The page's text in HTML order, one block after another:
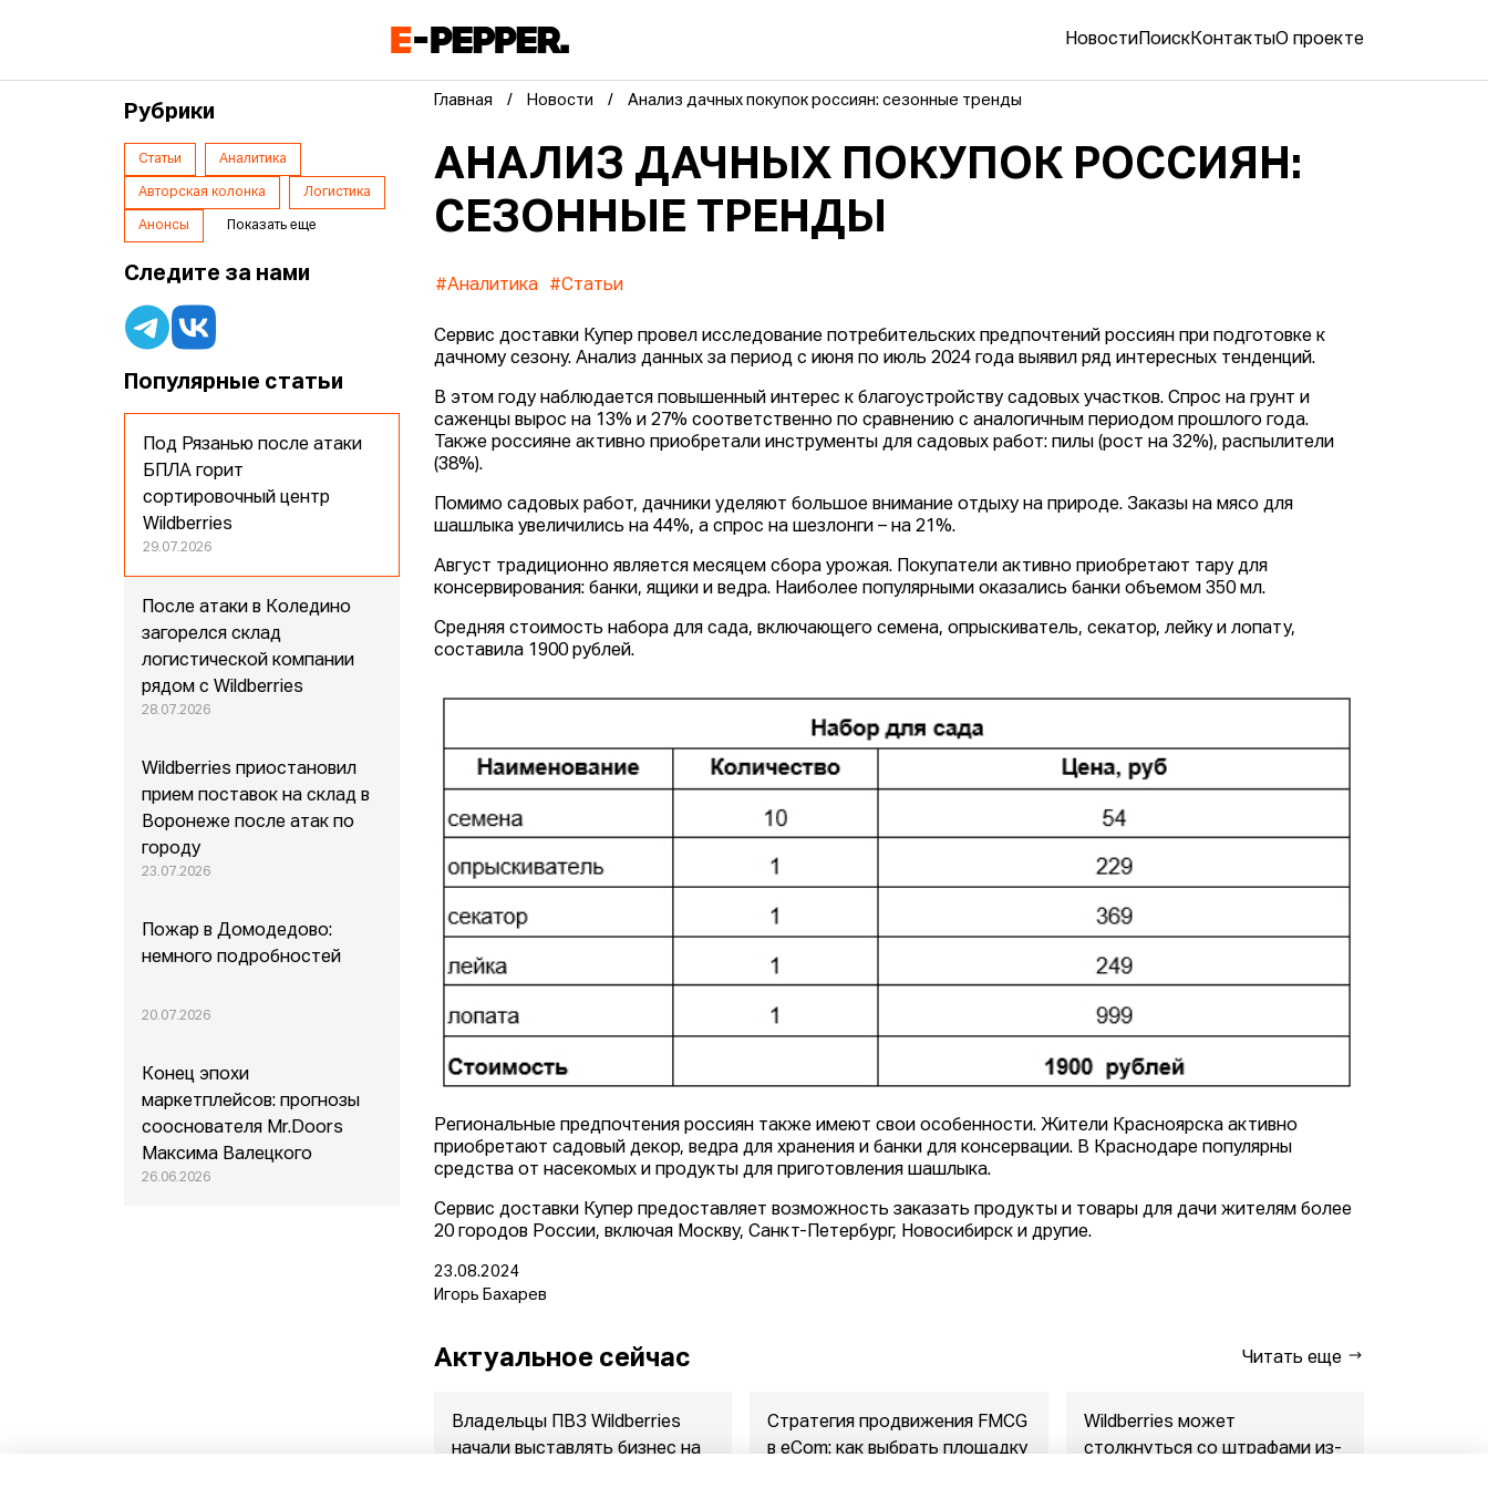
Новости ПоискКонтактыО проекте
Главная Новости Анализ дачных покупок россиян: сезонные тренды
АНАЛИЗ ДАЧНЫХ ПОКУПОК РОССИЯН:
СЕЗОННЫЕ ТРЕНДЫ
#Аналитика #Статьи
Сервис доставки Купер провел исследование потребительских предпочтений россиян при подготовке к
дачному сезону. Анализ данных за период с июня по июль 2024 года выявил ряд интересных тенденций.
В этом году наблюдается повышенный интерес к благоустройству садовых участков. Спрос на грунт и
саженцы вырос на 13% и 27% соответственно по сравнению с аналогичным периодом прошлого года.
Также россияне активно приобретали инструменты для садовых работ: пилы (рост на 32%), распылители
(38%).
Помимо садовых работ, дачники уделяют большое внимание отдыху на природе. Заказы на мясо для
шашлыка увеличились на 44%, а спрос на шезлонги – на 21%.
Август традиционно является месяцем сбора урожая. Покупатели активно приобретают тару для
консервирования: банки, ящики и ведра. Наиболее популярными оказались банки объемом 350 мл.
Средняя стоимость набора для сада, включающего семена, опрыскиватель, секатор, лейку и лопату,
составила 1900 рублей.
Региональные предпочтения россиян также имеют свои особенности. Жители Красноярска активно
приобретают садовый декор, ведра для хранения и банки для консервации. В Краснодаре популярны
средства от насекомых и продукты для приготовления шашлыка.
Сервис доставки Купер предоставляет возможность заказать продукты и товары для дачи жителям более
20 городов России, включая Москву, Санкт-Петербург, Новосибирск и другие.
23.08.2024
Игорь Бахарев
Актуальное сейчас Читать еще
Владельцы ПВЗ Wildberries
начали выставлять бизнес на
Стратегия продвижения FMCG
в eСom: как выбрать площадку
Wildberries может
столкнуться со штрафами из-
Рубрики
Статьи Аналитика
Авторская колонка Логистика
Анонсы Показать еще
Следите за нами
Популярные статьи
Под Рязанью после атаки
БПЛА горит
сортировочный центр
Wildberries
29.07.2026
После атаки в Коледино
загорелся склад
логистической компании
рядом с Wildberries
28.07.2026
Wildberries приостановил
прием поставок на склад в
Воронеже после атак по
городу
23.07.2026
Пожар в Домодедово:
немного подробностей
20.07.2026
Конец эпохи
маркетплейсов: прогнозы
сооснователя Mr.Doors
Максима Валецкого
26.06.2026